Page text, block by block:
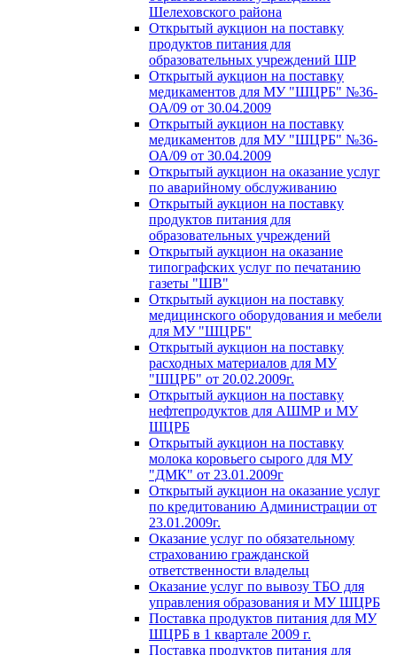
Шелеховского района
Открытый аукцион на поставку
продуктов питания для
образовательных учреждений ШР
Открытый аукцион на поставку
медикаментов для МУ "ШЦРБ" №36-
ОА/09 от 30.04.2009
Открытый аукцион на поставку
медикаментов для МУ "ШЦРБ" №36-
ОА/09 от 30.04.2009
Открытый аукцион на оказание услуг
по аварийному обслуживанию
Открытый аукцион на поставку
продуктов питания для
образовательных учреждений
Открытый аукцион на оказание
типографских услуг по печатанию
газеты "ШВ"
Открытый аукцион на поставку
медицинского оборудования и мебели
для МУ "ШЦРБ"
Открытый аукцион на поставку
расходных материалов для МУ
"ШЦРБ" от 20.02.2009г.
Открытый аукцион на поставку
нефтепродуктов для АШМР и МУ
ШЦРБ
Открытый аукцион на поставку
молока коровьего сырого для МУ
"ДМК" от 23.01.2009г
Открытый аукцион на оказание услуг
по кредитованию Администрации от
23.01.2009г.
Оказание услуг по обязательному
страхованию гражданской
ответственности владельц
Оказание услуг по вывозу ТБО для
управления образования и МУ ШЦРБ
Поставка продуктов питания для МУ
ШЦРБ в 1 квартале 2009 г.
Поставка продуктов питания для